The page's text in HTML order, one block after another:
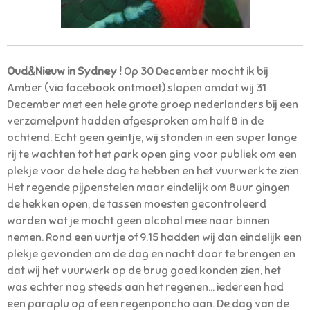
Oud&Nieuw in Sydney ! Op 30 December mocht ik bij
Amber (via facebook ontmoet) slapen omdat wij 31
December met een hele grote groep nederlanders bij een
verzamelpunt hadden afgesproken om half 8 in de
ochtend. Echt geen geintje, wij stonden in een super lange
rij te wachten tot het park open ging voor publiek om een
plekje voor de hele dag te hebben en het vuurwerk te zien.
Het regende pijpenstelen maar eindelijk om 8uur gingen
de hekken open, de tassen moesten gecontroleerd
worden wat je mocht geen alcohol mee naar binnen
nemen. Rond een uurtje of 9.15 hadden wij dan eindelijk een
plekje gevonden om de dag en nacht door te brengen en
dat wij het vuurwerk op de brug goed konden zien, het
was echter nog steeds aan het regenen... iedereen had
een paraplu op of een regenponcho aan. De dag van de